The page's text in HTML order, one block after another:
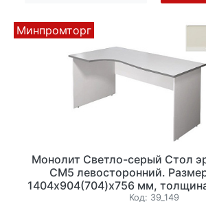
Минпромторг
Монолит Светло-серый Стол
СМ5 левосторонний.
1404х904(704)х756 мм,
22 мм.
Код: 39_149